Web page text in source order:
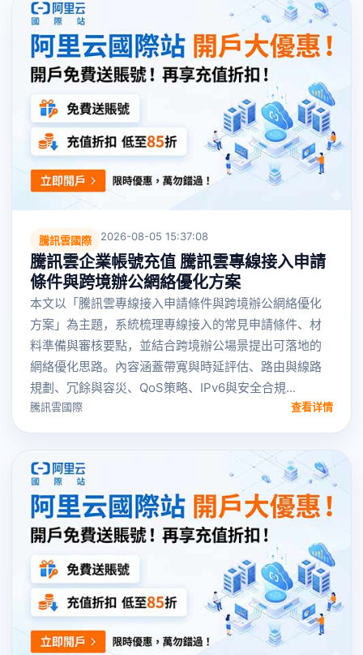
騰訊雲國際 2026-08-05 15:37:08
騰訊雲企業帳號充值 騰訊雲專線接入申請
條件與跨境辦公網絡優化方案
本文以「騰訊雲專線接入申請條件與跨境辦公網絡優化
方案」為主題，系統梳理專線接入的常見申請條件、材
料準備與審核要點，並結合跨境辦公場景提出可落地的
網絡優化思路。內容涵蓋帶寬與時延評估、路由與線路
規劃、冗餘與容災、QoS策略、IPv6與安全合規...
騰訊雲國際 查看详情